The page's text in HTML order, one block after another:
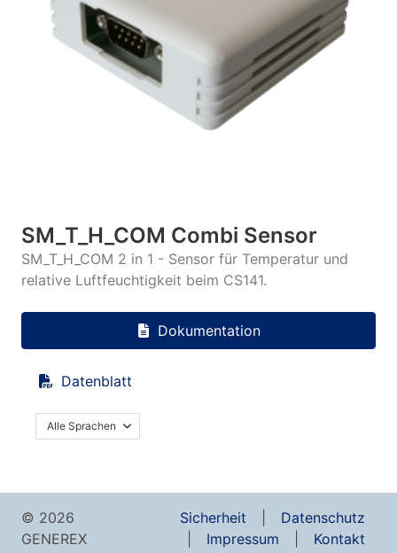
SM_T_H_COM Combi Sensor
SM_T_H_COM 2 in 1 - Sensor für Temperatur und
relative Luftfeuchtigkeit beim CS141.
Dokumentation
Datenblatt
Alle Sprachen
© 2026
GENEREX
Sicherheit
Datenschutz
Impressum
Kontakt